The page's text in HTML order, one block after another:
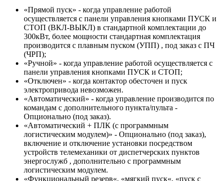
«Прямой пуск» - когда управление работой
осуществляется с панели управления кнопками ПУСК и
СТОП (ВКЛ-ВЫКЛ) в стандартной комплектации до
300кВт, более мощности стандартная комплектация
производится с плавным пуском (УПП) , под заказ с ПЧ
(ЧРП);
«Ручной» - когда управление работой осуществляется с
панели управления кнопками ПУСК и СТОП;
«Отключен» - когда контактор обесточен и пуск
электропривода невозможен.
«Автоматический» - когда управление производится по
командам с дополнительного пункта/пульта -
Опционально (под заказ).
«Автоматический + ПЛК (с программным
логистическим модулем)» - Опционально (под заказ),
включение и отключение установки посредством
устройств телемеханики от диспетчерских пунктов
энергослужб , дополнительно с программным
логистическим модулем.
«Функциональный резерв«, «мягкий пуск«, «пуск с